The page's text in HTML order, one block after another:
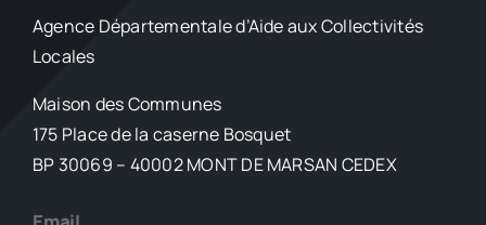
Agence Départementale d’Aide aux Collectivités
Locales
Maison des Communes
175 Place de la caserne Bosquet
BP 30069 – 40002 MONT DE MARSAN CEDEX